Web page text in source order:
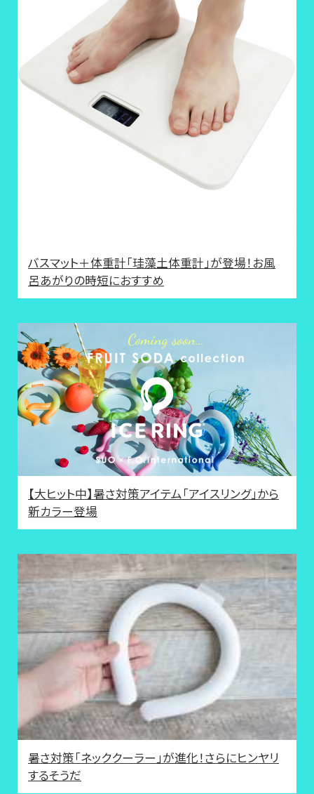
バスマット＋体重計「珪藻土体重計」が登場！お風
呂あがりの時短におすすめ
【大ヒット中】暑さ対策アイテム「アイスリング」から
新カラー登場
暑さ対策「ネッククーラー」が進化！さらにヒンヤリ
するそうだ